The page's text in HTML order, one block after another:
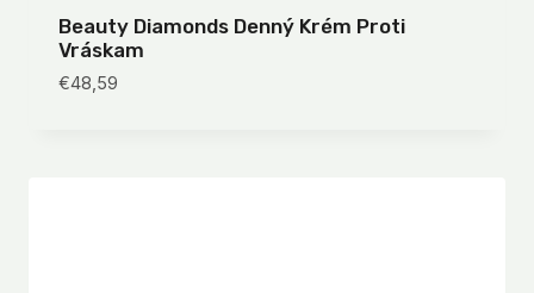
Beauty Diamonds Denný Krém Proti
Vráskam
€48,59